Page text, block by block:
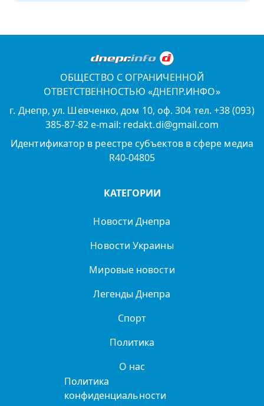
ОБЩЕСТВО С ОГРАНИЧЕННОЙ
ОТВЕТСТВЕННОСТЬЮ «ДНЕПР.ИНФО»
г. Днепр, ул. Шевченко, дом 10, оф. 304 тел. +38 (093)
385-87-82 e-mail: redakt.di@gmail.com
Идентификатор в реестре субъектов в сфере медиа
R40-04805
КАТЕГОРИИ
Новости Днепра
Новости Украины
Мировые новости
Легенды Днепра
Спорт
Политика
О нас
Политика
конфиденциальности